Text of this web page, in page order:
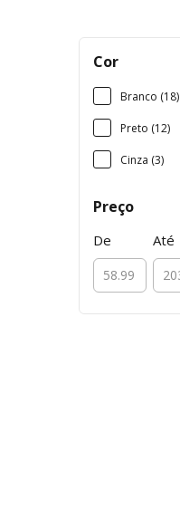
Cor
Branco (18)
Preto (12)
Cinza (3)
Preço
De Até